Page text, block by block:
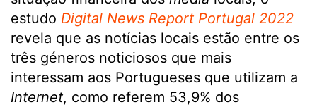
estudo Digital News Report Portugal 2022
revela que as notícias locais estão entre os
três géneros noticiosos que mais
interessam aos Portugueses que utilizam a
Internet, como referem 53,9% dos